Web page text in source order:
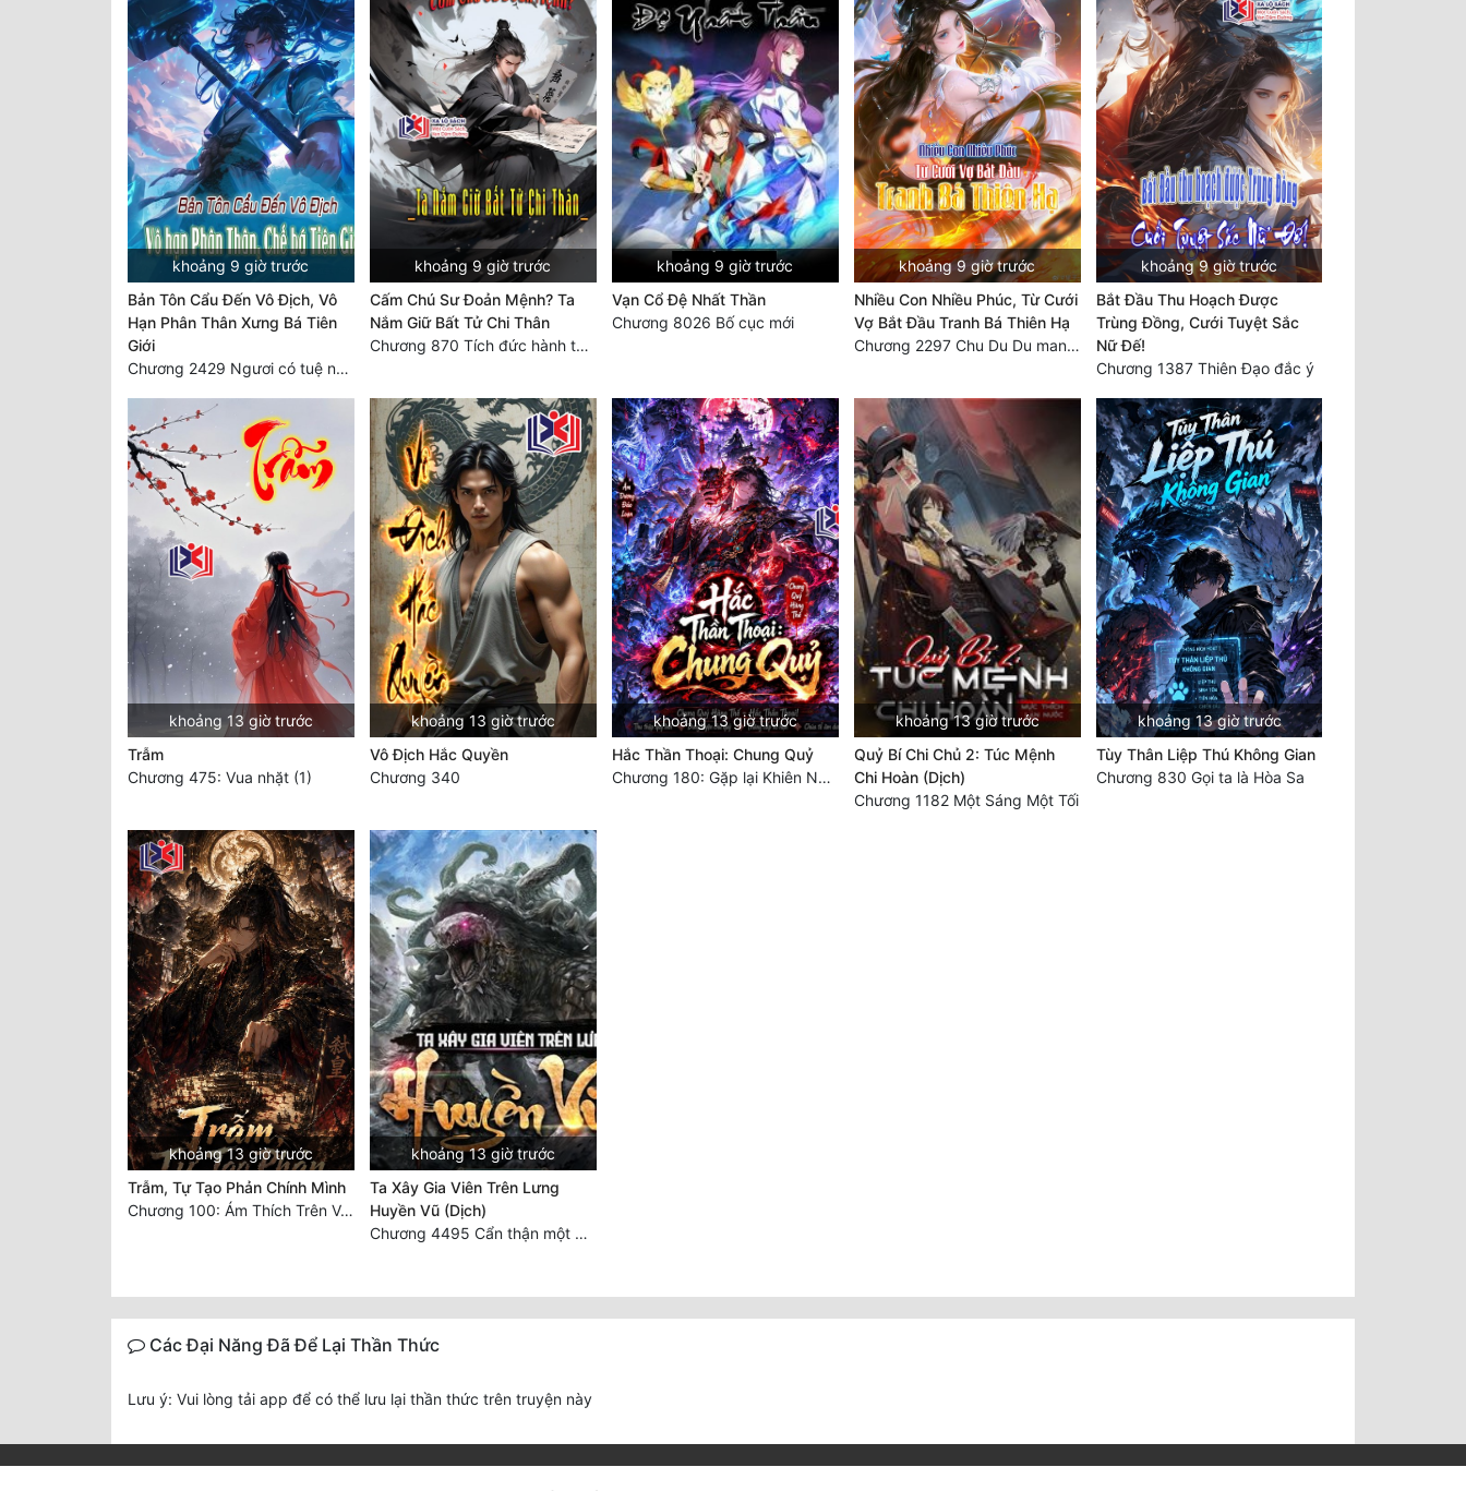
khoảng 9 giờ trước
Bản Tôn Cẩu Đến Vô Địch, Vô
Hạn Phân Thân Xưng Bá Tiên
Giới
Chương 2429 Ngươi có tuệ nhãn? Ta có...
khoảng 9 giờ trước
Cấm Chú Sư Đoản Mệnh? Ta
Nắm Giữ Bất Tử Chi Thân
Chương 870 Tích đức hành thiện
khoảng 9 giờ trước
Vạn Cổ Đệ Nhất Thần
Chương 8026 Bố cục mới
khoảng 9 giờ trước
Nhiều Con Nhiều Phúc, Từ Cưới
Vợ Bắt Đầu Tranh Bá Thiên Hạ
Chương 2297 Chu Du Du mang thai
khoảng 9 giờ trước
Bắt Đầu Thu Hoạch Được
Trùng Đồng, Cưới Tuyệt Sắc
Nữ Đế!
Chương 1387 Thiên Đạo đắc ý
khoảng 13 giờ trước
Trẫm
Chương 475: Vua nhặt (1)
khoảng 13 giờ trước
Vô Địch Hắc Quyền
Chương 340
khoảng 13 giờ trước
Hắc Thần Thoại: Chung Quỷ
Chương 180: Gặp lại Khiên Nguyên Phượng
khoảng 13 giờ trước
Quỷ Bí Chi Chủ 2: Túc Mệnh
Chi Hoàn (Dịch)
Chương 1182 Một Sáng Một Tối
khoảng 13 giờ trước
Tùy Thân Liệp Thú Không Gian
Chương 830 Gọi ta là Hòa Sa
khoảng 13 giờ trước
Trẫm, Tự Tạo Phản Chính Mình
Chương 100: Ám Thích Trên Vân Sơn
khoảng 13 giờ trước
Ta Xây Gia Viên Trên Lưng
Huyền Vũ (Dịch)
Chương 4495 Cẩn thận một chút vẫn là tốt.
Các Đại Năng Đã Để Lại Thần Thức
Lưu ý: Vui lòng tải app để có thể lưu lại thần thức trên truyện này